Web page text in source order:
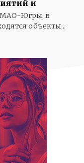
и
Югры, в
объекты...